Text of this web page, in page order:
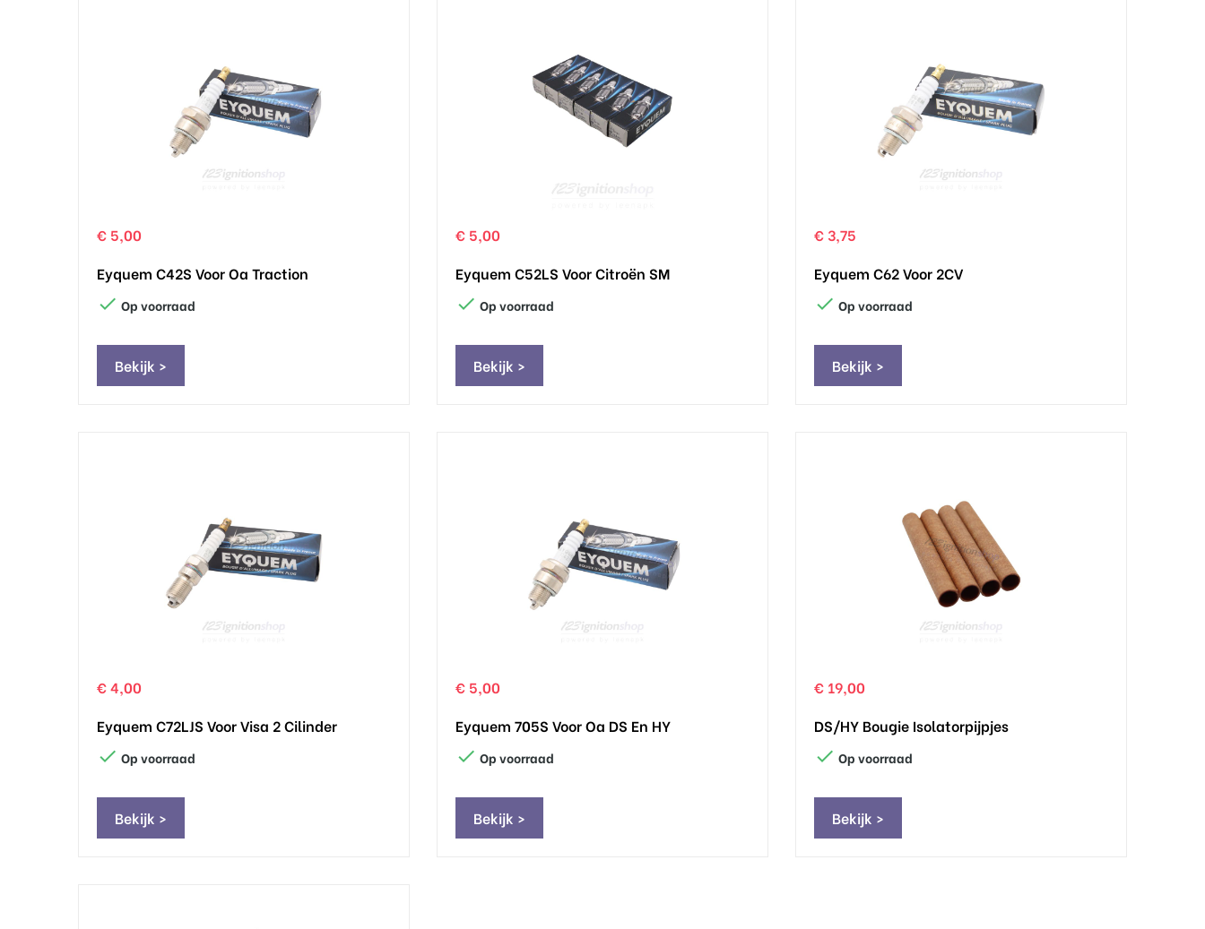
€ 5,00
Eyquem C42S Voor Oa Traction
 Op voorraad
Bekijk >
€ 5,00
Eyquem C52LS Voor Citroën SM
 Op voorraad
Bekijk >
€ 3,75
Eyquem C62 Voor 2CV
 Op voorraad
Bekijk >
€ 4,00
Eyquem C72LJS Voor Visa 2 Cilinder
 Op voorraad
Bekijk >
€ 5,00
Eyquem 705S Voor Oa DS En HY
 Op voorraad
Bekijk >
€ 19,00
DS/HY Bougie Isolatorpijpjes
 Op voorraad
Bekijk >